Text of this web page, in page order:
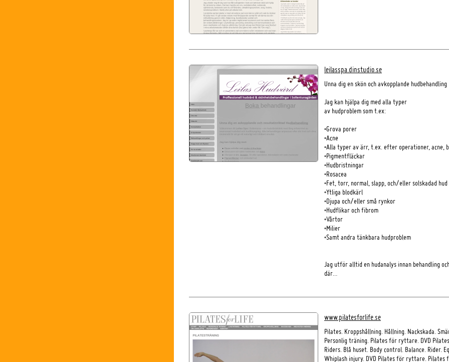
leilasspa.dinstudio.se
Unna dig en skön och avkopplande hudbehandling
Jag kan hjälpa dig med alla typer
av hudproblem som t.ex:
•Grova porer
•Acne
•Alla typer av ärr, t.ex. efter operationer, acne,
•Pigmentfläckar
•Hudbristningar
•Rosacea
•Fet, torr, normal, slapp, och/eller solskadad hud
•Ytliga blodkärl
•Djupa och/eller små rynkor
•Hudflikar och fibrom
•Vårtor
•Milier
•Samt andra tänkbara hudproblem
Jag utför alltid en hudanalys innan behandling
där…
www.pilatesforlife.se
Pilates. Kroppshållning. Hållning. Nackskada.
Personlig träning. Pilates för ryttare. DVD
Riders. Blå huset. Body control. Balance. Rider.
Whiplash injury. DVD Pilates för ryttare. Pilates